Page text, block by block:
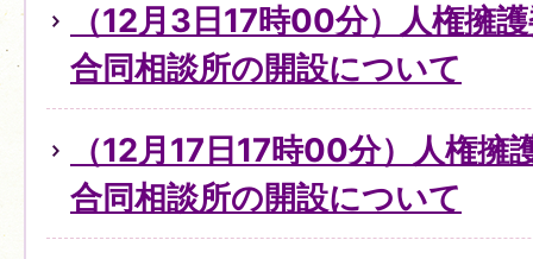
（12月3日17時00分）人権擁
合同相談所の開設について
（12月17日17時00分）人権擁
合同相談所の開設について